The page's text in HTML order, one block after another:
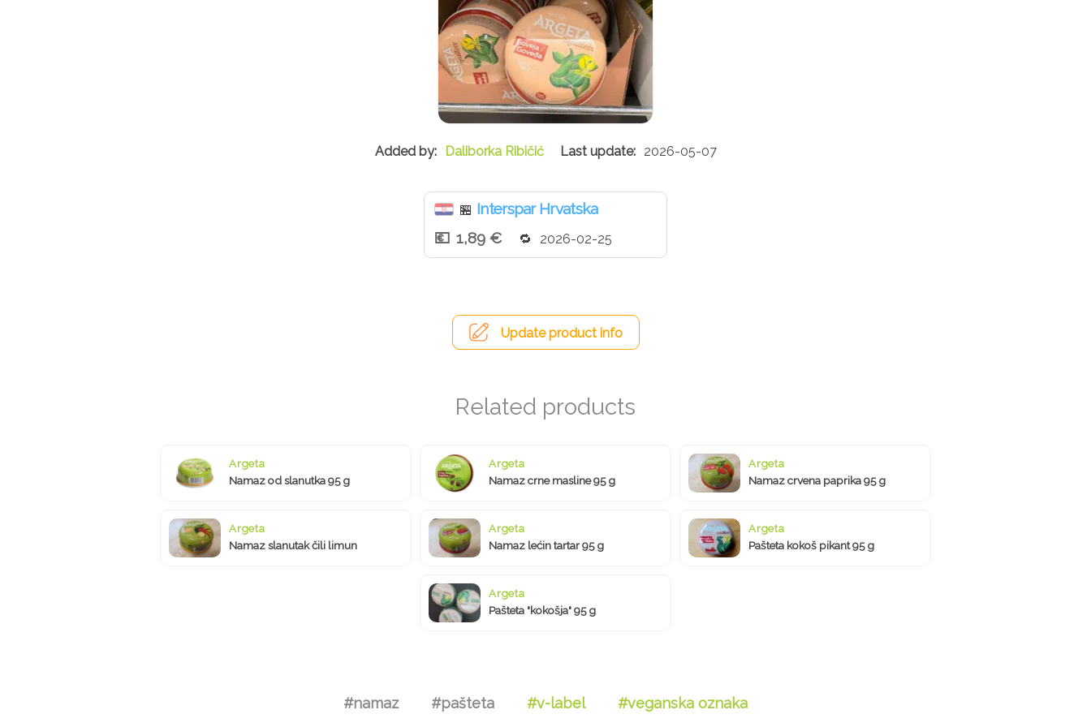
Daliborka Ribičić 2026-05-07
🏪 Interspar Hrvatska
1,89 €
2026-02-25
Update product info
Argeta
Namaz od slanutka 95 g
Argeta
Namaz crne masline 95 g
Argeta
Namaz crvena paprika 95 g
Argeta
Namaz slanutak čili limun
Argeta
Namaz lećin tartar 95 g
Argeta
Pašteta kokoš pikant 95 g
Argeta
Pašteta "kokošja" 95 g
#namaz #pašteta #v-label #veganska oznaka